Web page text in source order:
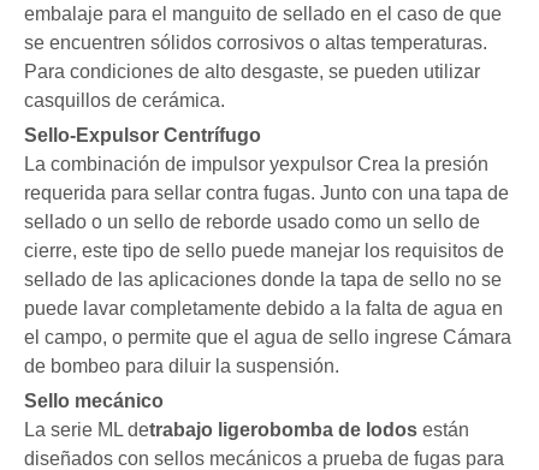
embalaje para el manguito de sellado en el caso de que
se encuentren sólidos corrosivos o altas temperaturas.
Para condiciones de alto desgaste, se pueden utilizar
casquillos de cerámica.
Sello-Expulsor Centrífugo
La combinación de impulsor yexpulsor Crea la presión
requerida para sellar contra fugas. Junto con una tapa de
sellado o un sello de reborde usado como un sello de
cierre, este tipo de sello puede manejar los requisitos de
sellado de las aplicaciones donde la tapa de sello no se
puede lavar completamente debido a la falta de agua en
el campo, o permite que el agua de sello ingrese Cámara
de bombeo para diluir la suspensión.
Sello mecánico
La serie ML detrabajo ligerobomba de lodos están
diseñados con sellos mecánicos a prueba de fugas para